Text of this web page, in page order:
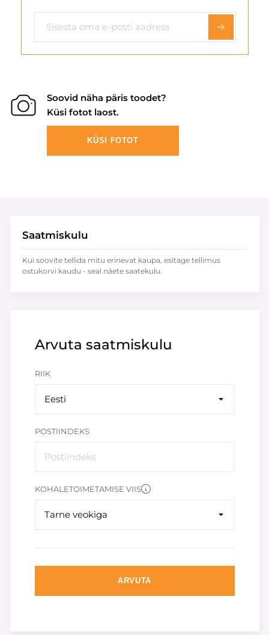
Soovid näha päris toodet?
Küsi fotot laost.
KÜSI FOTOT
Arvuta saatmiskulu
RIIK
Eesti
POSTIINDEKS
KOHALETOIMETAMISE VIIS
Tarne veokiga
ARVUTA
Saatmiskulu
Kui soovite tellida mitu erinevat kaupa, esitage tellimus
ostukorvi kaudu - seal näete saatekulu.